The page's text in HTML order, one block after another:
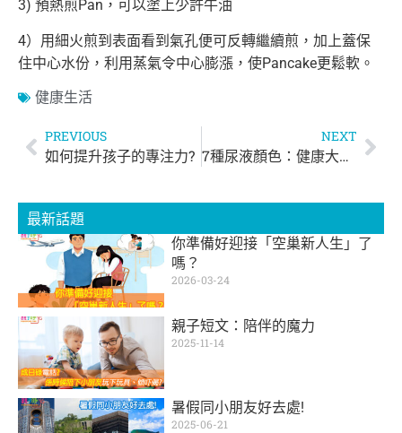
3) 預熱煎Pan，可以塗上少許牛油
4）用細火煎到表面看到氣孔便可反轉繼續煎，加上蓋保
住中心水份，利用蒸氣令中心膨漲，使Pancake更鬆軟。
健康生活
PREVIOUS
如何提升孩子的專注力?
NEXT
7種尿液顏色：健康大發現！
最新話題
你準備好迎接「空巢新人生」了
嗎？
2026-03-24
親子短文：陪伴的魔力
2025-11-14
暑假同小朋友好去處!
2025-06-21